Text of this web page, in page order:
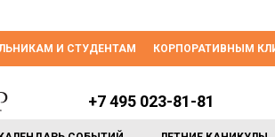
И СТУДЕНТАМ КОРПОРАТИВНЫМ
+7 495 023-81-81